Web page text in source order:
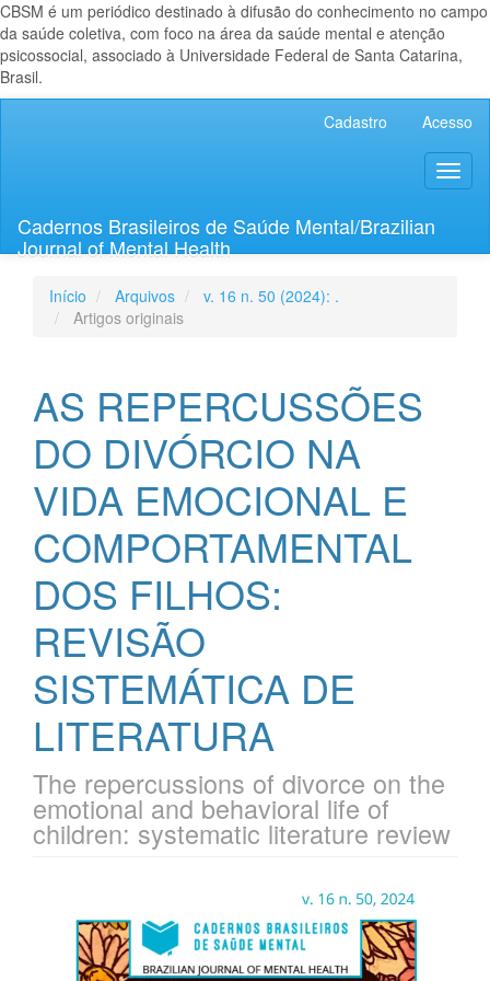
CBSM é um periódico destinado à difusão do conhecimento no campo
da saúde coletiva, com foco na área da saúde mental e atenção
psicossocial, associado à Universidade Federal de Santa Catarina,
Brasil.
Lateral
Cadastro Acesso
Cadernos Brasileiros de Saúde Mental/Brazilian
Journal of Mental Health
Início Arquivos
v. 16 n. 50 (2024): .
Artigos originais
AS REPERCUSSÕES
DO DIVÓRCIO NA
VIDA EMOCIONAL E
COMPORTAMENTAL
DOS FILHOS:
REVISÃO
SISTEMÁTICA DE
LITERATURA
The repercussions of divorce on the
emotional and behavioral life of
children: systematic literature review
lateral